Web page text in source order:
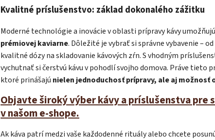
Kvalitné príslušenstvo: základ dokonalého zážitku
Moderné technológie a inovácie v oblasti prípravy kávy
prémiovej kaviarne. Dôležité je vybrať si správne vybavenie –
kvalitné dózy na skladovanie kávových zŕn. S vhodným
vychutnať si čerstvú kávu v pohodlí svojho domova. Práve tieto
ktoré prinášajú nielen jednoduchosť prípravy, ale aj
Objavte široký výber kávy a príslušenstva pre
v našom e-shope.
Ak káva patrí medzi vaše každodenné rituály alebo chcete